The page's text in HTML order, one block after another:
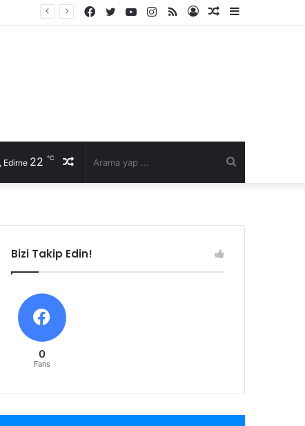
talep
Kenar
Rastgele
Kayıt
RSS
Instagram
YouTube
Twitter
Facebook
Rastgele
Edirne 22 ℃
Bizi Takip Edin!
0
Fans